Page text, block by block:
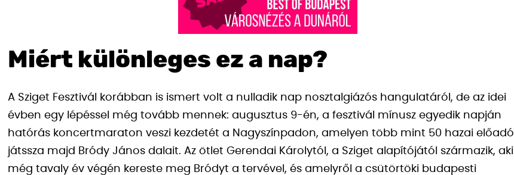
Miért különleges ez a nap?
A Sziget Fesztivál korábban is ismert volt a nulladik nap nosztalgiázós hangulatáról, de az idei
évben egy lépéssel még tovább mennek: augusztus 9-én, a fesztivál mínusz egyedik napján
hatórás koncertmaraton veszi kezdetét a Nagyszínpadon, amelyen több mint 50 hazai előadó
játssza majd Bródy János dalait. Az ötlet Gerendai Károlytól, a Sziget alapítójától származik, aki
még tavaly év végén kereste meg Bródyt a tervével, és amelyről a csütörtöki budapesti